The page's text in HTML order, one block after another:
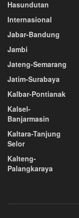
Hasundutan
Internasional
Jabar-Bandung
Jambi
Jateng-Semarang
Jatim-Surabaya
Kalbar-Pontianak
Kalsel-
Banjarmasin
Kaltara-Tanjung
Selor
Kalteng-
Palangkaraya